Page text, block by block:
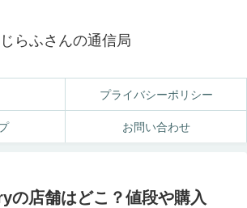
じらふさんの通信局
プライバシーポリシー
お問い合わせ
の店舗はどこ？値段や購入